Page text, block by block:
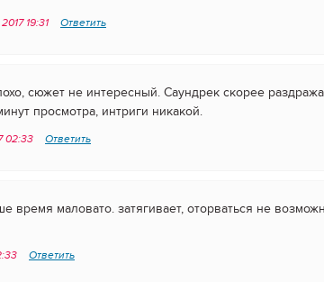
19:31 Ответить
сюжет не интересный. Саундрек скорее
просмотра, интриги никакой.
02:33 Ответить
маловато. затягивает, оторваться не
Ответить